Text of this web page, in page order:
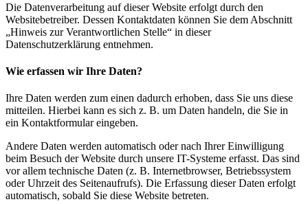
Die Datenverarbeitung auf dieser Website erfolgt durch den
Websitebetreiber. Dessen Kontaktdaten können Sie dem Abschnitt
„Hinweis zur Verantwortlichen Stelle“ in dieser
Datenschutzerklärung entnehmen.
Wie erfassen wir Ihre Daten?
Ihre Daten werden zum einen dadurch erhoben, dass Sie uns diese
mitteilen. Hierbei kann es sich z. B. um Daten handeln, die Sie in
ein Kontaktformular eingeben.
Andere Daten werden automatisch oder nach Ihrer Einwilligung
beim Besuch der Website durch unsere IT-Systeme erfasst. Das sind
vor allem technische Daten (z. B. Internetbrowser, Betriebssystem
oder Uhrzeit des Seitenaufrufs). Die Erfassung dieser Daten erfolgt
automatisch, sobald Sie diese Website betreten.